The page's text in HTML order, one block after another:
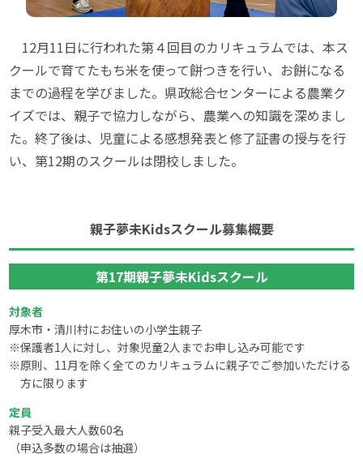
12月11日に行われた第４回目のカリキュラムでは、本ス
クールで育てたもち米を使って餅つきを行い、お餅になる
までの過程を学びました。県政総合センターによる農業ク
イズでは、親子で協力しながら、農業への知識を深めまし
た。終了後は、児童による感想発表と修了証書の授与を行
い、第12期のスクールは閉校しました。
親子夢未Kidsスクール募集概要
第17期親子夢未Kidsスクール
対象者
厚木市・清川村にお住いの小学生親子
※保護者1人に対し、対象児童2人までお申し込み可能です
※原則、11月を除く全てのカリキュラムに親子でご参加いただける
方に限ります
定員
親子受入最大人数60名
（申込多数の場合は抽選）